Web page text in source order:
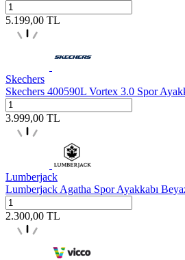
5.199,00 TL
Skechers
Skechers 400590L Vortex 3.0 Spor
3.999,00 TL
Lumberjack
Lumberjack Agatha Spor Ayakkabı
2.300,00 TL